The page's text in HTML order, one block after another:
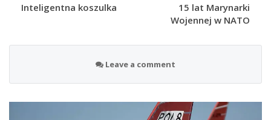
Inteligentna koszulka
15 lat Marynarki
Wojennej w NATO
Leave a comment